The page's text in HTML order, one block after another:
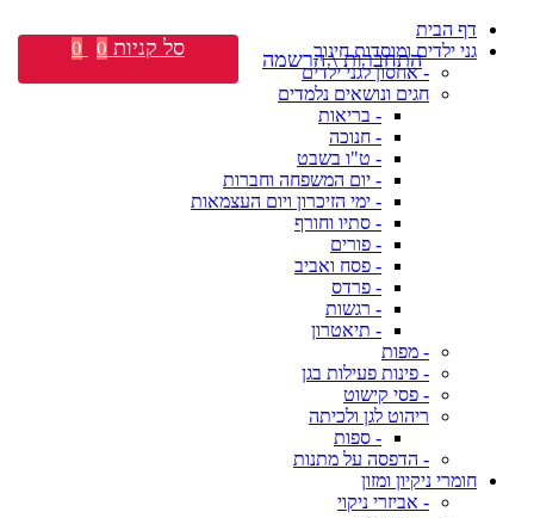
דף הבית
גני ילדים ומוסדות חינוך
- אחסון לגני ילדים
חגים ונושאים נלמדים
- בריאות
- חנוכה
- ט"ו בשבט
- יום המשפחה וחברות
- ימי הזיכרון ויום העצמאות
- סתיו וחורף
- פורים
- פסח ואביב
- פרדס
- רגשות
- תיאטרון
- מפות
- פינות פעילות בגן
- פסי קישוט
ריהוט לגן ולכיתה
- ספות
- הדפסה על מתנות
חומרי ניקיון ומזון
- אביזרי ניקוי
התחברות \ הרשמה סל קניות 0
0